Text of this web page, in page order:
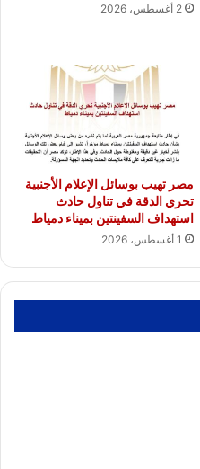
2 أغسطس، 2026
مصر تهيب بوسائل الإعلام الأجنبية
تحري الدقة في تناول حادث
استهداف السفينتين بميناء دمياط
1 أغسطس، 2026